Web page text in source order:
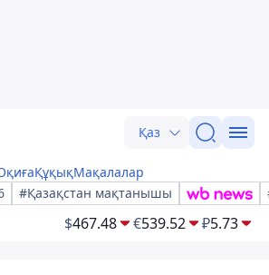
Қаз
ҚұқықМақалалар
#Қазақстан мақтанышы
$467.48 €539.52 ₽5.73